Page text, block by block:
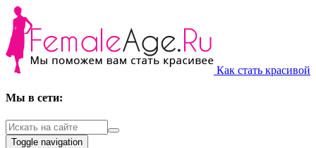
Как стать красивой
Мы в сети:
Toggle navigation